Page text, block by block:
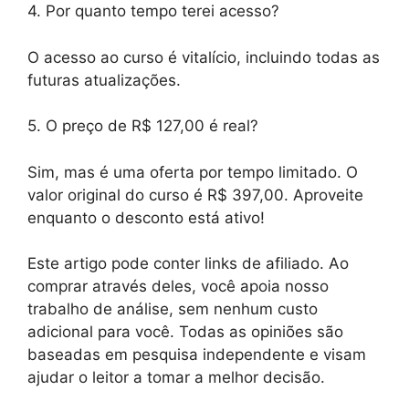
4. Por quanto tempo terei acesso?
O acesso ao curso é vitalício, incluindo todas as
futuras atualizações.
5. O preço de R$ 127,00 é real?
Sim, mas é uma oferta por tempo limitado. O
valor original do curso é R$ 397,00. Aproveite
enquanto o desconto está ativo!
Este artigo pode conter links de afiliado. Ao
comprar através deles, você apoia nosso
trabalho de análise, sem nenhum custo
adicional para você. Todas as opiniões são
baseadas em pesquisa independente e visam
ajudar o leitor a tomar a melhor decisão.